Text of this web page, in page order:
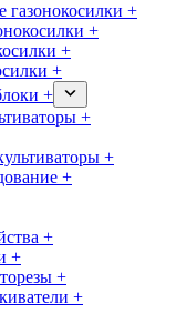
газонокосилки +
+
+
+
+
+
+
+
+
+
+
+